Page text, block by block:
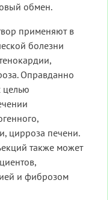
обмен.
применяют в
болезни
Оправданно
целью
цирроза печени.
также может
и фиброзом